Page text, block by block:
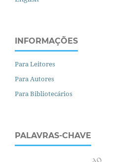
INFORMAÇÕES
Para Leitores
Para Autores
Para Bibliotecários
PALAVRAS-CHAVE